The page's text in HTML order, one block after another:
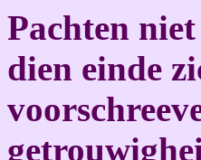
Pachten
dien einde